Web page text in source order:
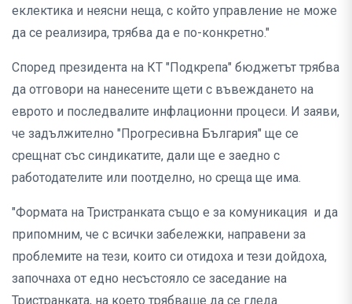
еклектика и неясни неща, с който управление не може
да се реализира, трябва да е по-конкретно."
Според президента на КТ "Подкрепа" бюджетът трябва
да отговори на нанесените щети с въвеждането на
еврото и последвалите инфлационни процеси. И заяви,
че задължително "Прогресивна България" ще се
срещнат със синдикатите, дали ще е заедно с
работодателите или поотделно, но среща ще има.
"Формата на Тристранката също е за комуникация и да
припомним, че с всички забележки, направени за
проблемите на тези, които си отидоха и тези дойдоха,
започнаха от едно несъстояло се заседание на
Тристранката, на което трябваше да се гледа